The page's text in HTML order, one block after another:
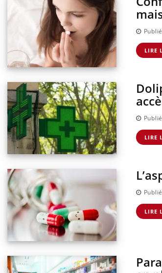
LIRE
LIRE
LIRE
pour
ou
de la
Youtube
Insuline & Charge mentale :
osait en parler??Youtube
En 2026, l'insuline dans le
reste entourée d'idées reçues